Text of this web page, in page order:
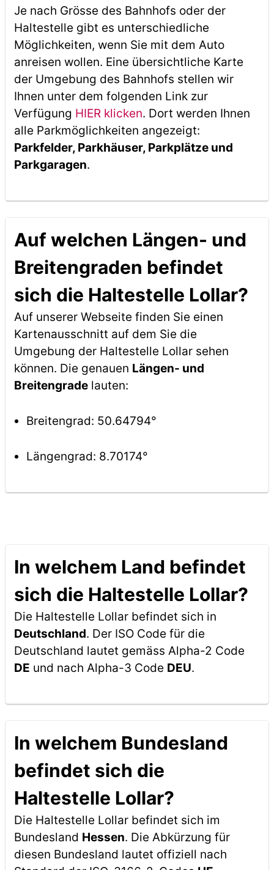
Je nach Grösse des Bahnhofs oder der
Haltestelle gibt es unterschiedliche
Möglichkeiten, wenn Sie mit dem Auto
anreisen wollen. Eine übersichtliche Karte
der Umgebung des Bahnhofs stellen wir
Ihnen unter dem folgenden Link zur
Verfügung HIER klicken. Dort werden Ihnen
alle Parkmöglichkeiten angezeigt:
Parkfelder, Parkhäuser, Parkplätze und
Parkgaragen.
Auf welchen Längen- und
Breitengraden befindet
sich die Haltestelle Lollar?
Auf unserer Webseite finden Sie einen
Kartenausschnitt auf dem Sie die
Umgebung der Haltestelle Lollar sehen
können. Die genauen Längen- und
Breitengradelauten:
Breitengrad: 50.64794°
Längengrad: 8.70174°
In welchem Land befindet
sich die Haltestelle Lollar?
Die Haltestelle Lollar befindet sich in
Deutschland. Der ISO Code für die
Deutschland lautet gemäss Alpha-2 Code
DE und nach Alpha-3 Code DEU.
In welchem Bundesland
befindet sich die
Haltestelle Lollar?
Die Haltestelle Lollar befindet sich im
Bundesland Hessen. Die Abkürzung für
diesen Bundesland lautet offiziell nach